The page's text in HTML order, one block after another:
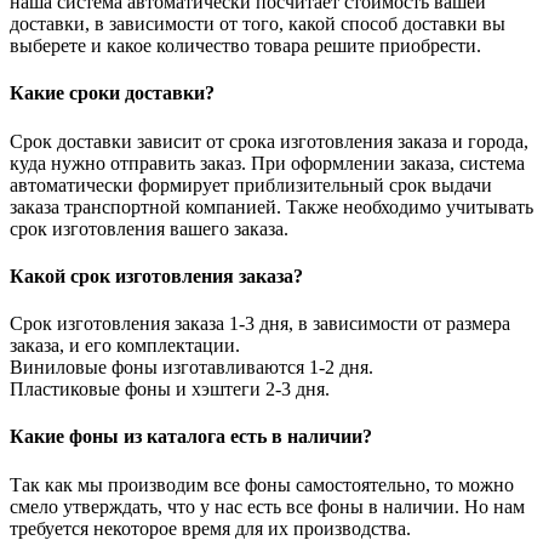
доставки, в зависимости от того, какой способ доставки вы
выберете и какое количество товара решите приобрести.
Какие сроки доставки?
Срок доставки зависит от срока изготовления заказа и города,
куда нужно отправить заказ. При оформлении заказа, система
автоматически формирует приблизительный срок выдачи
заказа транспортной компанией. Также необходимо учитывать
срок изготовления вашего заказа.
Какой срок изготовления заказа?
Срок изготовления заказа 1-3 дня, в зависимости от размера
заказа, и его комплектации.
Виниловые фоны изготавливаются 1-2 дня.
Пластиковые фоны и хэштеги 2-3 дня.
Какие фоны из каталога есть в наличии?
Так как мы производим все фоны самостоятельно, то можно
смело утверждать, что у нас есть все фоны в наличии. Но нам
требуется некоторое время для их производства.